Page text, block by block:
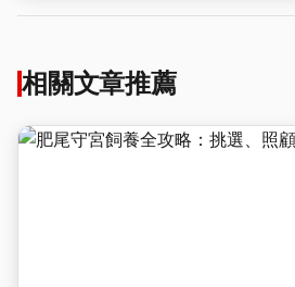
相關文章推薦